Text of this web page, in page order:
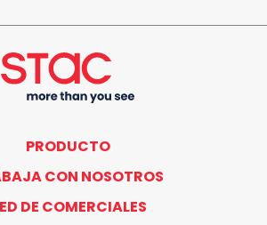
PRODUCTO
CON NOSOTROS
DE COMERCIALES